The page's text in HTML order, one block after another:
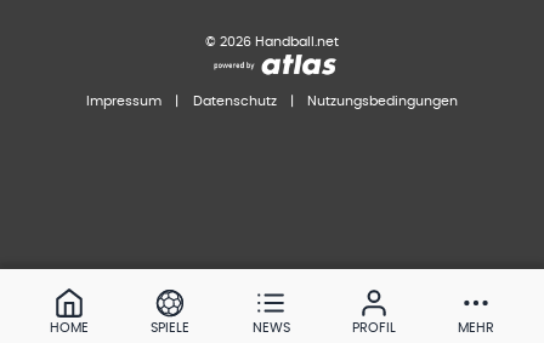
© 2026 Handball.net
Impressum Datenschutz Nutzungsbedingungen
HOME SPIELE NEWS PROFIL MEHR